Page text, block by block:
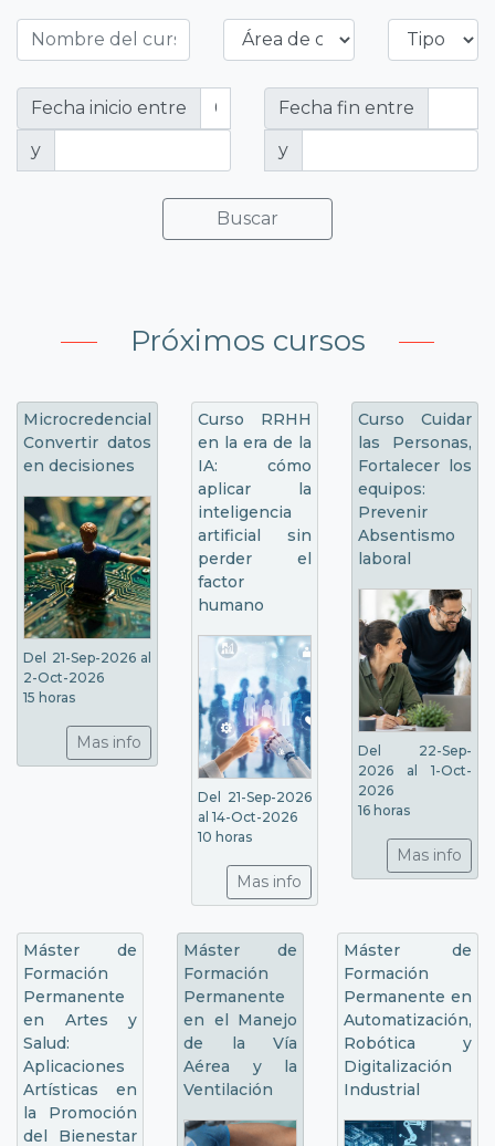
Fecha inicio entre
y
Fecha fin entre
y
Buscar
Próximos cursos
Microcredencial
Convertir datos
en decisiones
Del 21-Sep-2026 al
2-Oct-2026
15 horas
Mas info
Curso RRHH
en la era de la
IA: cómo
aplicar la
inteligencia
artificial sin
perder el
factor
humano
Del 21-Sep-2026
al 14-Oct-2026
10 horas
Mas info
Curso Cuidar
las Personas,
Fortalecer los
equipos:
Prevenir
Absentismo
laboral
Del 22-Sep-
2026 al 1-Oct-
2026
16 horas
Mas info
Máster de
Formación
Permanente
en Artes y
Salud:
Aplicaciones
Artísticas en
la Promoción
del Bienestar
Máster de
Formación
Permanente
en el Manejo
de la Vía
Aérea y la
Ventilación
Máster de
Formación
Permanente en
Automatización,
Robótica y
Digitalización
Industrial